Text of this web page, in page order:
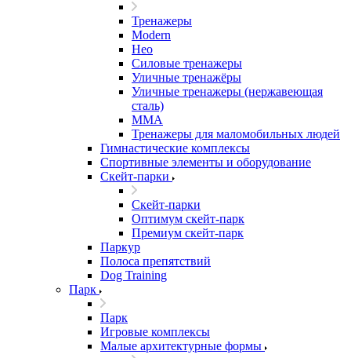
Тренажеры
Modern
Нео
Силовые тренажеры
Уличные тренажёры
Уличные тренажеры (нержавеющая
сталь)
ММА
Тренажеры для маломобильных людей
Гимнастические комплексы
Спортивные элементы и оборудование
Скейт-парки
Скейт-парки
Оптимум скейт-парк
Премиум скейт-парк
Паркур
Полоса препятствий
Dog Training
Парк
Парк
Игровые комплексы
Малые архитектурные формы